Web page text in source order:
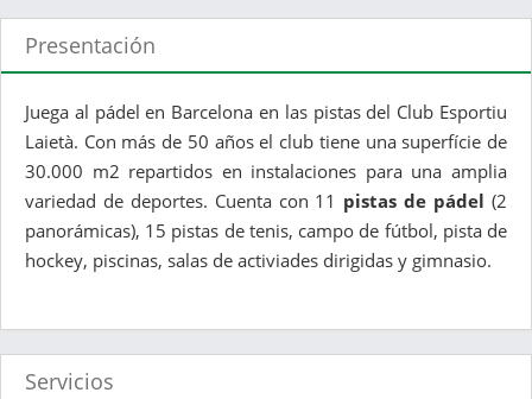
Presentación
Juega al pádel en Barcelona en las pistas del Club Esportiu
Laietà. Con más de 50 años el club tiene una superfície de
30.000 m2 repartidos en instalaciones para una amplia
variedad de deportes. Cuenta con 11 pistas de pádel (2
panorámicas), 15 pistas de tenis, campo de fútbol, pista de
hockey, piscinas, salas de activiades dirigidas y gimnasio.
Servicios